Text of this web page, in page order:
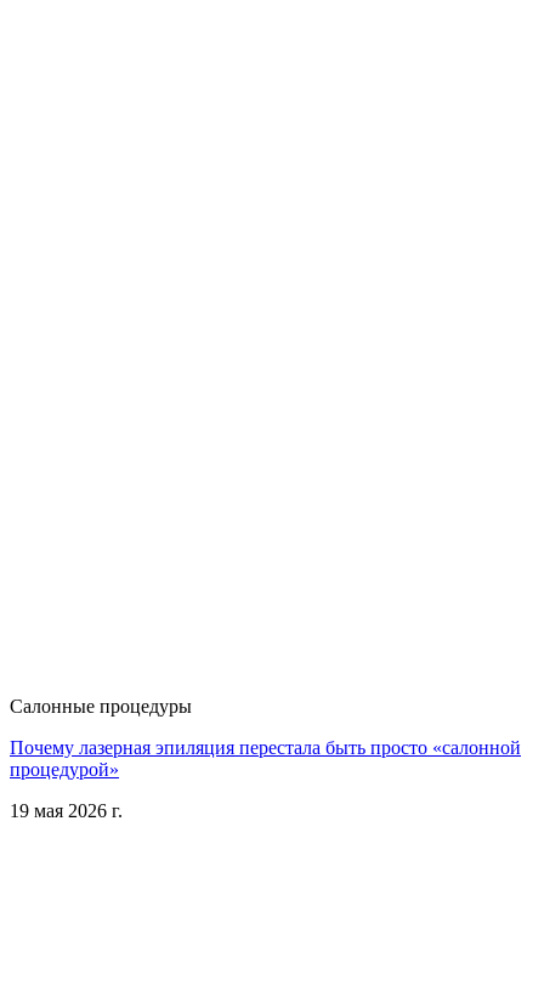
Салонные процедуры
Почему лазерная эпиляция перестала быть просто «салонной
процедурой»
19 мая 2026 г.